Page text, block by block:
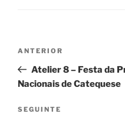
artigos
Conteúdo
anterior
ANTERIOR
Atelier 8 – Festa da
Nacionais de Catequese
Conteúdo
SEGUINTE